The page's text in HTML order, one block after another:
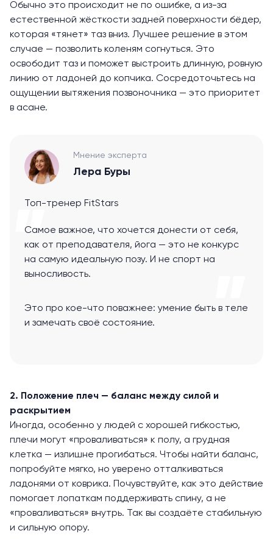
Обычно это происходит не по ошибке, а из-за
естественной жёсткости задней поверхности бёдер,
которая «тянет» таз вниз. Лучшее решение в этом
случае — позволить коленям согнуться. Это
освободит таз и поможет выстроить длинную, ровную
линию от ладоней до копчика. Сосредоточьтесь на
ощущении вытяжения позвоночника — это приоритет
в асане.
Мнение эксперта
Лера Буры
Топ-тренер FitStars
Самое важное, что хочется донести от себя,
как от преподавателя, йога — это не конкурс
на самую идеальную позу. И не спорт на
выносливость.
Это про кое-что поважнее: умение быть в теле
и замечать своё состояние.
2. Положение плеч — баланс между силой и
раскрытием
Иногда, особенно у людей с хорошей гибкостью,
плечи могут «проваливаться» к полу, а грудная
клетка — излишне прогибаться. Чтобы найти баланс,
попробуйте мягко, но уверено отталкиваться
ладонями от коврика. Почувствуйте, как это действие
помогает лопаткам поддерживать спину, а не
«проваливаться» внутрь. Так вы создаёте стабильную
и сильную опору.